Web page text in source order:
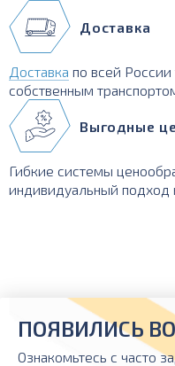
Доставка
Доставка по всей
собственным
Выгодные
Гибкие системы
индивидуальный подход
ПОЯВИЛИСЬ
Ознакомьтесь с часто